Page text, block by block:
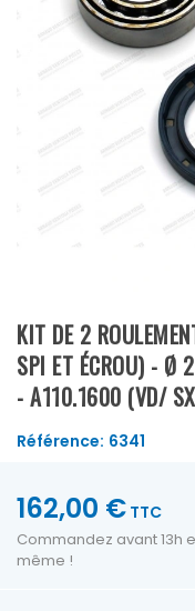
KIT DE 2
SPI ET ÉCROU) - Ø
- A110.1600 (VD/
Référence: 6341
162,00 € TTC
Commandez avant 13h
même !